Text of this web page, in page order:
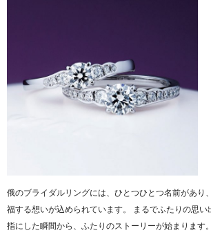
俄のブライダルリングには、ひとつひとつ名前があり
福する想いが込められています。 まるでふたりの思い
指にした瞬間から、ふたりのストーリーが始まります